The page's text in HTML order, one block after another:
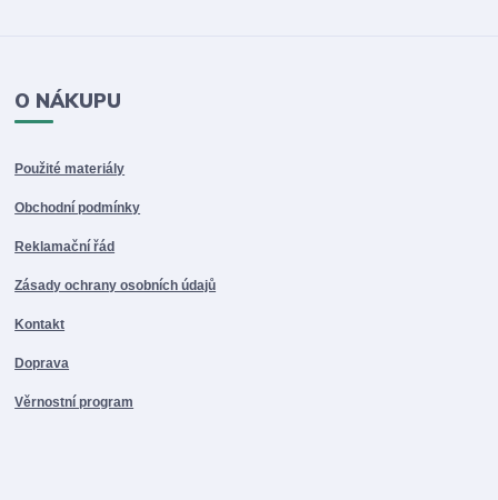
O NÁKUPU
Použité materiály
Obchodní podmínky
Reklamační řád
Zásady ochrany osobních údajů
Kontakt
Doprava
Věrnostní program